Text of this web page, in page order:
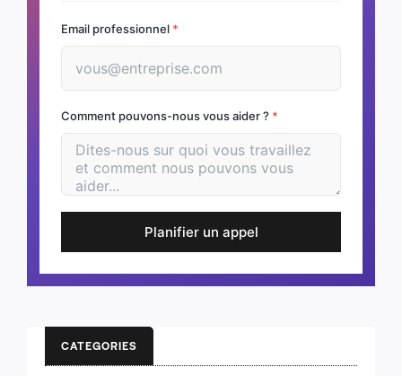
Email professionnel *
Comment pouvons-nous vous aider ? *
Planifier un appel
CATEGORIES